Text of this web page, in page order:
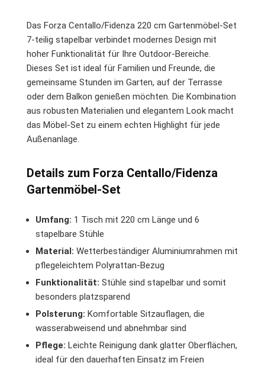
Das Forza Centallo/Fidenza 220 cm Gartenmöbel-Set
7-teilig stapelbar verbindet modernes Design mit
hoher Funktionalität für Ihre Outdoor-Bereiche.
Dieses Set ist ideal für Familien und Freunde, die
gemeinsame Stunden im Garten, auf der Terrasse
oder dem Balkon genießen möchten. Die Kombination
aus robusten Materialien und elegantem Look macht
das Möbel-Set zu einem echten Highlight für jede
Außenanlage.
Details zum Forza Centallo/Fidenza
Gartenmöbel-Set
Umfang: 1 Tisch mit 220 cm Länge und 6
stapelbare Stühle
Material: Wetterbeständiger Aluminiumrahmen mit
pflegeleichtem Polyrattan-Bezug
Funktionalität: Stühle sind stapelbar und somit
besonders platzsparend
Polsterung: Komfortable Sitzauflagen, die
wasserabweisend und abnehmbar sind
Pflege: Leichte Reinigung dank glatter Oberflächen,
ideal für den dauerhaften Einsatz im Freien